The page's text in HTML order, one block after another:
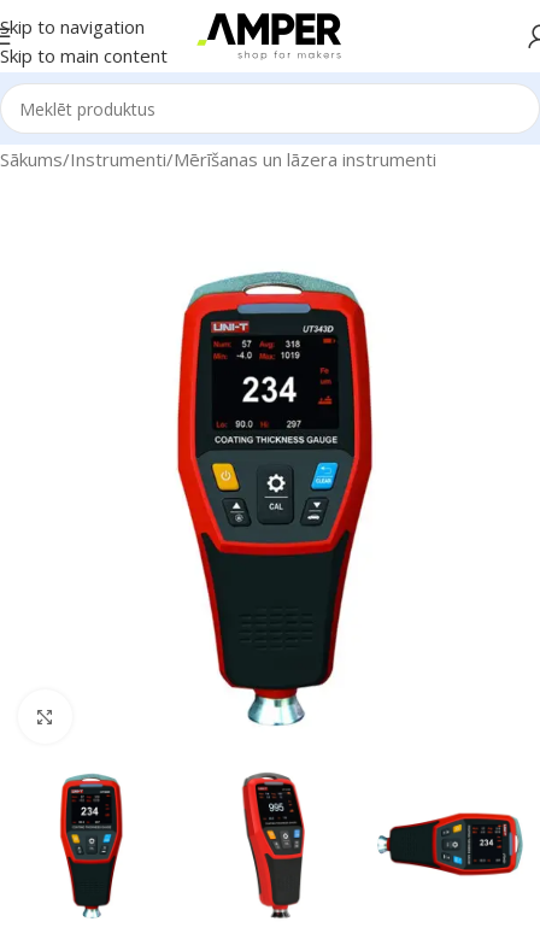
Skip to navigation
Skip to main content
Sākums/Instrumenti/Mērīšanas un lāzera instrumenti
Noklikšķiniet, lai palielinātu